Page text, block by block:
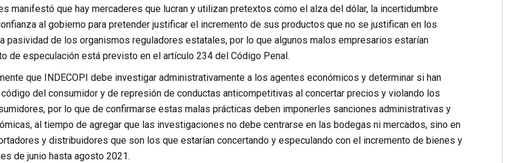
manifestó que hay mercaderes que lucran y utilizan pretextos como el alza del dólar, la incertidumbre
al gobierno para pretender justificar el incremento de sus productos que no se justifican en los
pasividad de los organismos reguladores estatales, por lo que algunos malos empresarios estarían
de especulación está previsto en el artículo 234 del Código Penal.
que INDECOPI debe investigar administrativamente a los agentes económicos y determinar si han
del consumidor y de represión de conductas anticompetitivas al concertar precios y violando los
por lo que de confirmarse estas malas prácticas deben imponerles sanciones administrativas y
al tiempo de agregar que las investigaciones no debe centrarse en las bodegas ni mercados, sino en
y distribuidores que son los que estarían concertando y especulando con el incremento de bienes y
de junio hasta agosto 2021.